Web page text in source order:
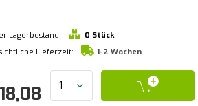
Lagerbestand:
0 Stück
Lieferzeit:
1-2 Wochen
18,08